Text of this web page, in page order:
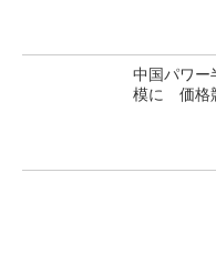
中国パワー
模に 価格